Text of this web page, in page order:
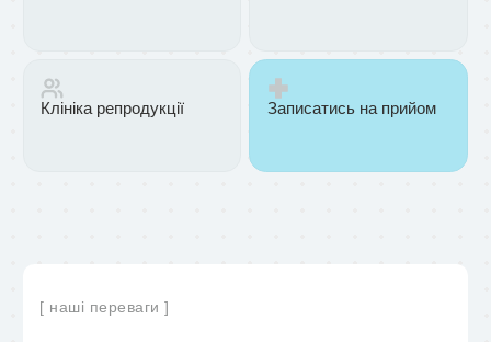
Клініка репродукції Записатись на прийом
[ наші переваги ]